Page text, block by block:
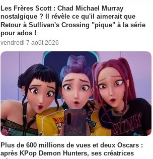
Les Frères Scott : Chad Michael Murray
nostalgique ? Il révèle ce qu'il aimerait que
Retour à Sullivan's Crossing "pique" à la série
pour ados !
vendredi 7 août 2026
Plus de 600 millions de vues et deux Oscars :
après KPop Demon Hunters, ses créatrices